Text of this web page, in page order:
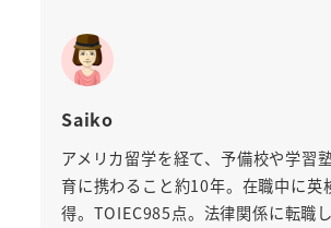
Saiko
アメリカ留学を経て、予備校や学習
育に携わること約10年。在職中に英
得。TOIEC985点。法律関係に転職